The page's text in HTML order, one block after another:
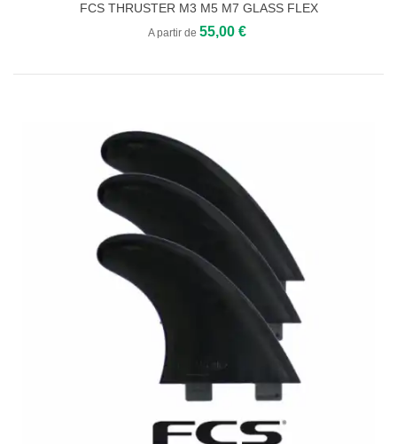
FCS THRUSTER M3 M5 M7 GLASS FLEX
A partir de 55,00 €